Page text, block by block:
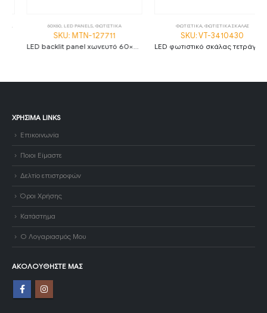
,LED PANELS,ΦΩΤΙΣΤΙΚΑ
SKU: MTN-127711
LED backlit panel χωνευτό 60×60 36W 6000K ψυχρό λευκό 120lm/W
ΦΩΤΙΣΤΙΚΑ,ΦΩΤΙΣΤΙΚΑ ΣΚΑΛΑΣ
SKU: VT-3410430
LED φωτιστικό σκάλας τετράγωνο 3W 3000K θερμό λευκό με λευκό σώμα IP65
ΧΡΉΣΙΜΑ LINKS
Επικοινωνία
Ποιοι Είμαστε
Δελτίο επιστροφών
Όροι Χρήσης
Κατάστημα
Ο Λογαριασμός Μου
ΑΚΟΛΟΥΘΉΣΤΕ ΜΑΣ